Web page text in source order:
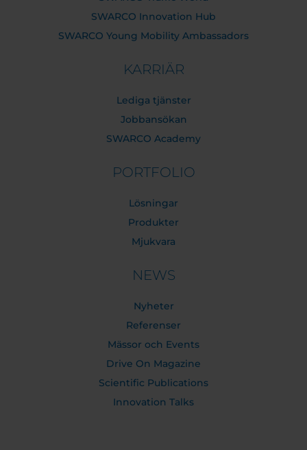
SWARCO Innovation Hub
SWARCO Young Mobility Ambassadors
KARRIÄR
Lediga tjänster
Jobbansökan
SWARCO Academy
PORTFOLIO
Lösningar
Produkter
Mjukvara
NEWS
Nyheter
Referenser
Mässor och Events
Drive On Magazine
Scientific Publications
Innovation Talks